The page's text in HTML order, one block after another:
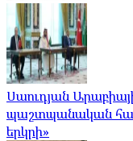
Սաուդյան
պաշտպանական
երկրի»